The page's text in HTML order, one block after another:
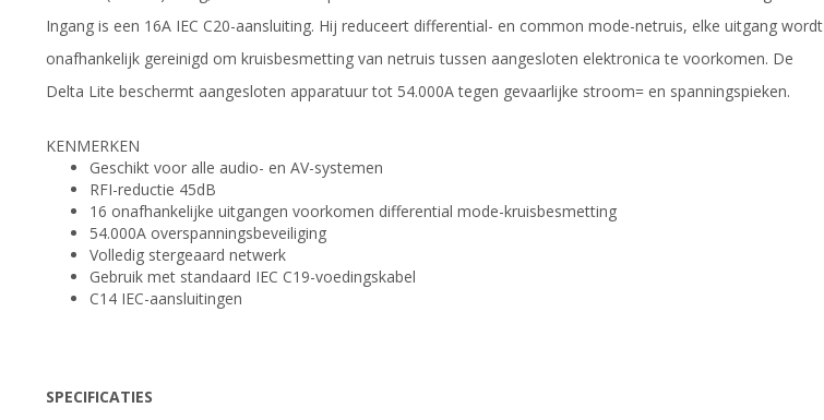
Ingang is een 16A IEC C20-aansluiting. Hij reduceert differential- en common mode-netruis, elke uitgang wordt
onafhankelijk gereinigd om kruisbesmetting van netruis tussen aangesloten elektronica te voorkomen. De
Delta Lite beschermt aangesloten apparatuur tot 54.000A tegen gevaarlijke stroom= en spanningspieken.
KENMERKEN
Geschikt voor alle audio- en AV-systemen
RFI-reductie 45dB
16 onafhankelijke uitgangen voorkomen differential mode-kruisbesmetting
54.000A overspanningsbeveiliging
Volledig stergeaard netwerk
Gebruik met standaard IEC C19-voedingskabel
C14 IEC-aansluitingen
SPECIFICATIES